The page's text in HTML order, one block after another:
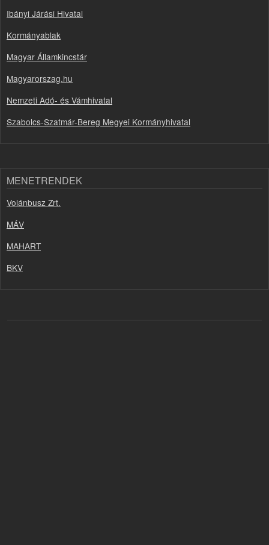
Ibányi Járási Hivatal
Kormányablak
Magyar Államkincstár
Magyarorszag.hu
Nemzeti Adó- és Vámhivatal
Szabolcs-Szatmár-Bereg Megyei Kormányhivatal
MENETRENDEK
Volánbusz Zrt.
MÁV
MAHART
BKV